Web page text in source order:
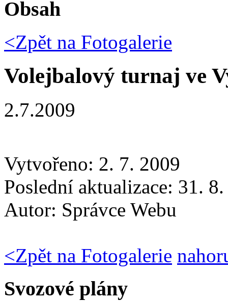
Obsah
<Zpět na Fotogalerie
Volejbalový turnaj ve
2.7.2009
Vytvořeno: 2. 7. 2009
Poslední aktualizace: 31.
Autor: Správce Webu
<Zpět na Fotogalerie
Svozové plány